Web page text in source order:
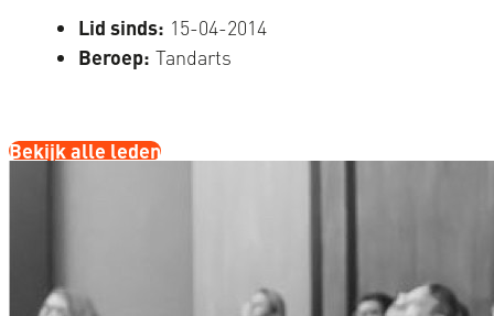
Lid sinds: 15-04-2014
Beroep: Tandarts
Bekijk alle leden